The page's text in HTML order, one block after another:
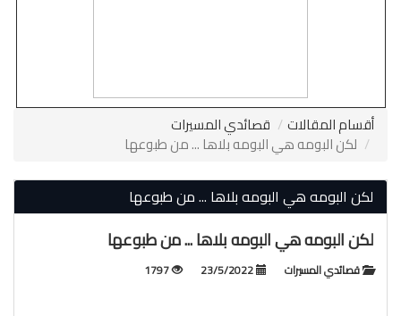
أقسام المقالات قصائدي المسيرات
لكن البومه هي البومه بلاها ... من طبوعها
لكن البومه هي البومه بلاها ... من طبوعها
لكن البومه هي البومه بلاها ... من طبوعها
قصائدي المسيرات 1797